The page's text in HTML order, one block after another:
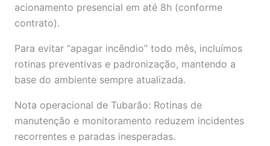
acionamento presencial em até 8h (conforme
contrato).
Para evitar “apagar incêndio” todo mês, incluímos
rotinas preventivas e padronização, mantendo a
base do ambiente sempre atualizada.
Nota operacional de Tubarão: Rotinas de
manutenção e monitoramento reduzem incidentes
recorrentes e paradas inesperadas.